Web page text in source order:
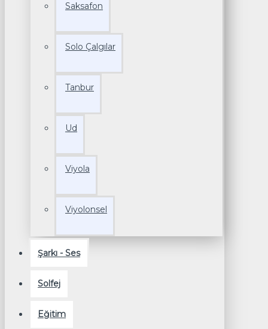
Saksafon
Solo Çalgılar
Tanbur
Ud
Viyola
Viyolonsel
Şarkı - Ses
Solfej
Eğitim